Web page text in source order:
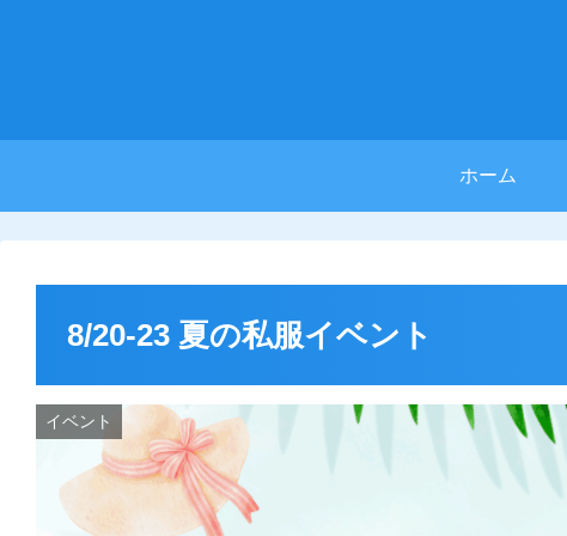
ホーム
8/20-23 夏の私服イベント
イベント